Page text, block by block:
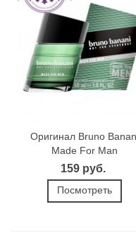
Оригинал Bruno
Made For Man
159 руб.
Посмотреть